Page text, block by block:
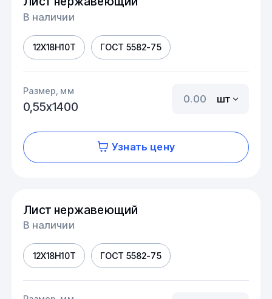
В наличии
12Х18Н10Т ГОСТ 5582-75
Размер, мм
0,55х1400
шт
Узнать цену
Лист нержавеющий
В наличии
12Х18Н10Т ГОСТ 5582-75